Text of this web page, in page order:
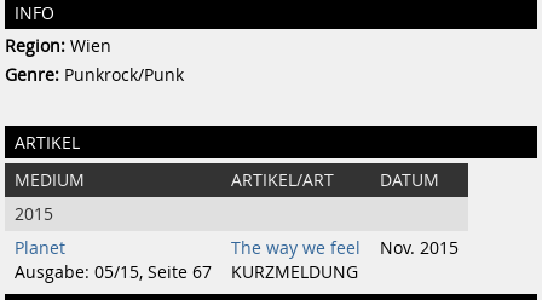
INFO
Region: Wien
Genre: Punkrock/Punk
ARTIKEL
MEDIUM ARTIKEL/ART
DATUM
2015
Planet
Ausgabe: 05/15, Seite 67
The way we feel
KURZMELDUNG
Nov. 2015